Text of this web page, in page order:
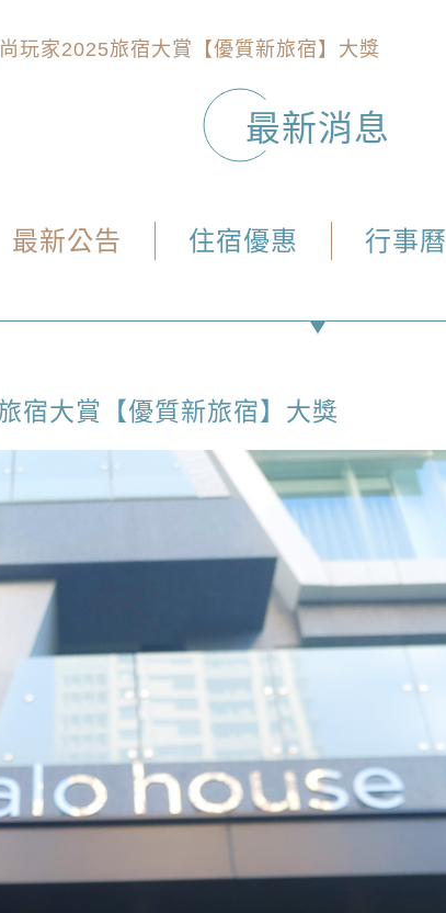
玩家2025旅宿大賞【優質新旅宿】大獎
最新消息
最新公告 住宿優惠 行事曆
宿大賞【優質新旅宿】大獎